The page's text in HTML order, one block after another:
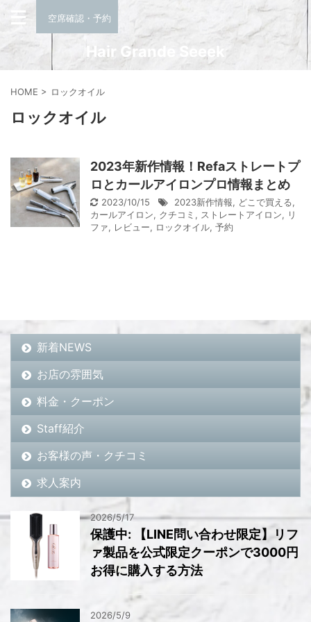
空席確認・予約
Hair Grande Seeek
HOME > ロックオイル
ロックオイル
2023年新作情報！Refaストレートプ
ロとカールアイロンプロ情報まとめ
2023/10/15 2023新作情報, どこで買える,
カールアイロン, クチコミ , ストレートアイロン, リ
ファ, レビュー, ロックオイル, 予約
新着NEWS
お店の雰囲気
料金・クーポン
Staff紹介
お客様の声・クチコミ
求人案内
2026/5/17
保護中: 【LINE問い合わせ限定】リフ
ァ製品を公式限定クーポンで3000円
お得に購入する方法
2026/5/9